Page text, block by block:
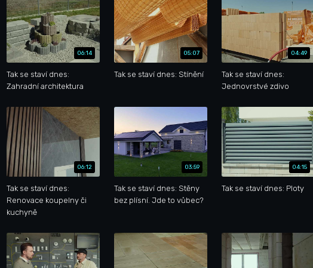
06:14
Tak se staví dnes:
Zahradní architektura
05:07
Tak se staví dnes: Stínění
04:49
Tak se staví dnes:
Jednovrstvé zdivo
06:12
Tak se staví dnes:
Renovace koupelny či
kuchyně
03:59
Tak se staví dnes: Stěny
bez plísní. Jde to vůbec?
04:15
Tak se staví dnes: Ploty